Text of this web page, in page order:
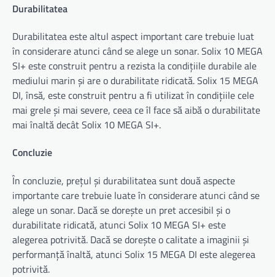
Durabilitatea
Durabilitatea este altul aspect important care trebuie luat
în considerare atunci când se alege un sonar. Solix 10 MEGA
SI+ este construit pentru a rezista la condițiile durabile ale
mediului marin și are o durabilitate ridicată. Solix 15 MEGA
DI, însă, este construit pentru a fi utilizat în condițiile cele
mai grele și mai severe, ceea ce îl face să aibă o durabilitate
mai înaltă decât Solix 10 MEGA SI+.
Concluzie
În concluzie, prețul și durabilitatea sunt două aspecte
importante care trebuie luate în considerare atunci când se
alege un sonar. Dacă se dorește un pret accesibil și o
durabilitate ridicată, atunci Solix 10 MEGA SI+ este
alegerea potrivită. Dacă se dorește o calitate a imaginii și
performanță înaltă, atunci Solix 15 MEGA DI este alegerea
potrivită.